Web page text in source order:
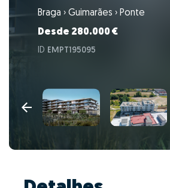
Braga › Guimarães › Ponte
Desde 280.000 €
ID EMPT195095